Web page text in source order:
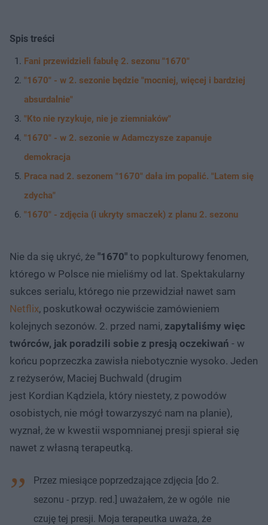
Spis treści
Fani przewidzieli fabułę 2. sezonu "1670"
"1670" - w 2. sezonie będzie "mocniej, więcej i bardziej
absurdalnie"
"Kto nie ryzykuje, nie je ziemniaków"
"1670" - w 2. sezonie w Adamczysze zapanuje
demokracja
Praca nad 2. sezonem "1670" dała im popalić. "Latem się
zdycha"
"1670" - zdjęcia (i ukryty smaczek) z planu 2. sezonu
Nie da się ukryć, że "1670" to popkulturowy fenomen,
którego w Polsce nie mieliśmy od lat. Spektakularny
sukces serialu, którego nie przewidział nawet sam
Netflix, poskutkował oczywiście zamówieniem
kolejnych sezonów. 2. przed nami, zapytaliśmy więc
twórców, jak poradzili sobie z presją oczekiwań - w
końcu poprzeczka zawisła niebotycznie wysoko. Jeden
z reżyserów, Maciej Buchwald (drugim
jest Kordian Kądziela, który niestety, z powodów
osobistych, nie mógł towarzyszyć nam na planie),
wyznał, że w kwestii wspomnianej presji spierał się
nawet z własną terapeutką.
Przez miesiące poprzedzające zdjęcia [do 2.
sezonu - przyp. red.] uważałem, że w ogóle nie
czuję tej presji. Moja terapeutka uważa, że